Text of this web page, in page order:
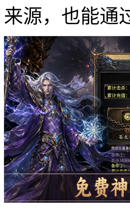
来源，也能通